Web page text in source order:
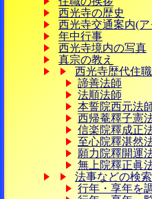
西光寺の歴史
西光寺交通案内(
年中行事
西光寺境内の写真
真宗の教え
西光寺歴代住職
諦善法師
法順法師
本誓院西元法
西帰菴釋子憲
信楽院釋成正
至心院釋湛然
願力院釋開運
無上院釋正眞
法事などの検索
行年・享年を